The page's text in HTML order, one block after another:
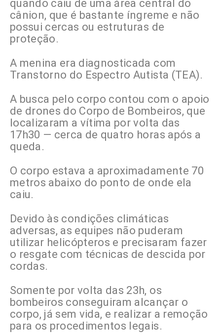
quando caiu de uma área central do
cânion, que é bastante íngreme e não
possui cercas ou estruturas de
proteção.
A menina era diagnosticada com
Transtorno do Espectro Autista (TEA).
A busca pelo corpo contou com o apoio
de drones do Corpo de Bombeiros, que
localizaram a vítima por volta das
17h30 — cerca de quatro horas após a
queda.
O corpo estava a aproximadamente 70
metros abaixo do ponto de onde ela
caiu.
Devido às condições climáticas
adversas, as equipes não puderam
utilizar helicópteros e precisaram fazer
o resgate com técnicas de descida por
cordas.
Somente por volta das 23h, os
bombeiros conseguiram alcançar o
corpo, já sem vida, e realizar a remoção
para os procedimentos legais.